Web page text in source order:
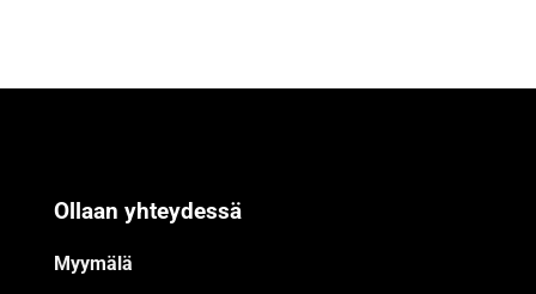
Ollaan yhteydessä
Myymälä